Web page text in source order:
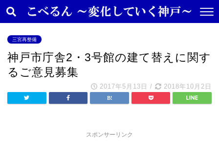
三宮再整備
神戸市庁舎2・3号館の建て替えに関す
るご意見募集
2017年5月13日 / 2018年10月2日
スポンサーリンク